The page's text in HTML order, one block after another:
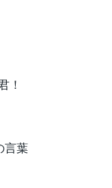
！
言葉